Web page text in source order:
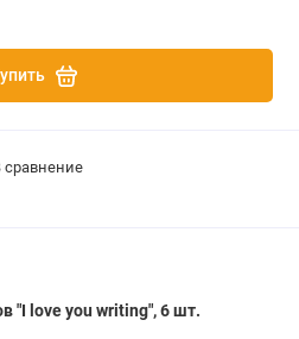
сравнение
"I love you writing", 6 шт.